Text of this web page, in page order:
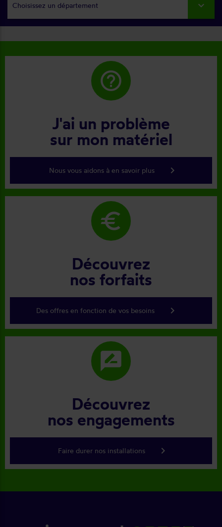
Choisissez un département
help_outline
J'ai un problème
sur mon matériel
Nous vous aidons à en savoir plus keyboard_arrow_right
euro
Découvrez
nos forfaits
Des offres en fonction de vos besoins keyboard_arrow_right
rate_review
Découvrez
nos engagements
Faire durer nos installations keyboard_arrow_right